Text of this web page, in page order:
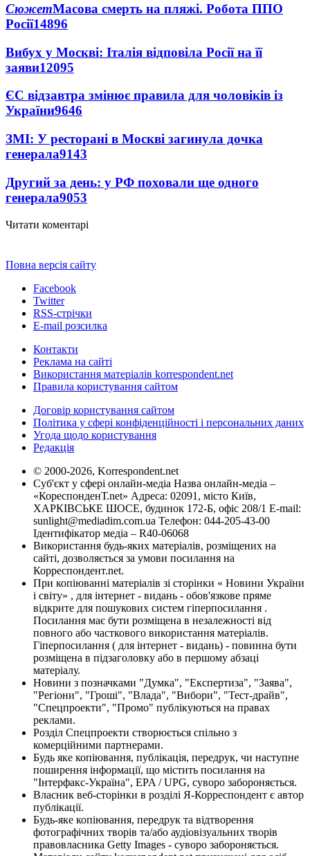
СюжетМасова смерть на пляжі. Робота ППО
Росії14896
Вибух у Москві: Італія відповіла Росії на її
заяви12095
ЄС відзавтра змінює правила для чоловіків із
України9646
ЗМІ: У ресторані в Москві загинула дочка
генерала9143
Другий за день: у РФ поховали ще одного
генерала9053
Читати коментарі
Повна версія сайту
Facebook
Twitter
RSS-стрічки
E-mail розсилка
Контакти
Реклама на сайті
Використання матеріалів korrespondent.net
Правила користування сайтом
Договір користування сайтом
Політика у сфері конфіденційності і персональних даних
Угода щодо користування
Редакція
© 2000-2026, Korrespondent.net
Суб'єкт у сфері онлайн-медіа Назва онлайн-медіа –
«КореспонденТ.net» Адреса: 02091, місто Київ,
ХАРКІВСЬКЕ ШОСЕ, будинок 172-Б, офіс 208/1 E-mail:
sunlight@mediadim.com.ua Телефон: 044-205-43-00
Ідентифікатор медіа – R40-06068
Використання будь-яких матеріалів, розміщених на
сайті, дозволяється за умови посилання на
Корреспондент.net.
При копіюванні матеріалів зі сторінки « Новини України
і світу» , для інтернет - видань - обов'язкове пряме
відкрите для пошукових систем гіперпосилання .
Посилання має бути розміщена в незалежності від
повного або часткового використання матеріалів.
Гіперпосилання ( для інтернет - видань) - повинна бути
розміщена в підзаголовку або в першому абзаці
матеріалу.
Новини з позначками "Думка", "Експертиза", "Заява",
"Регіони", "Гроші", "Влада", "Вибори", "Тест-драйв",
"Спецпроекти", "Промо" публікуються на правах
реклами.
Розділ Спецпроекти створюється спільно з
комерційними партнерами.
Будь яке копіювання, публікація, передрук, чи наступне
поширення інформації, що містить посилання на
"Інтерфакс-Україна", EPA / UPG, суворо забороняється.
Власник веб-сторінки в розділі Я-Корреспондент є автор
публікації.
Будь-яке копіювання, передрук та відтворення
фотографічних творів та/або аудіовізуальних творів
правовласника Getty Images - суворо забороняється.